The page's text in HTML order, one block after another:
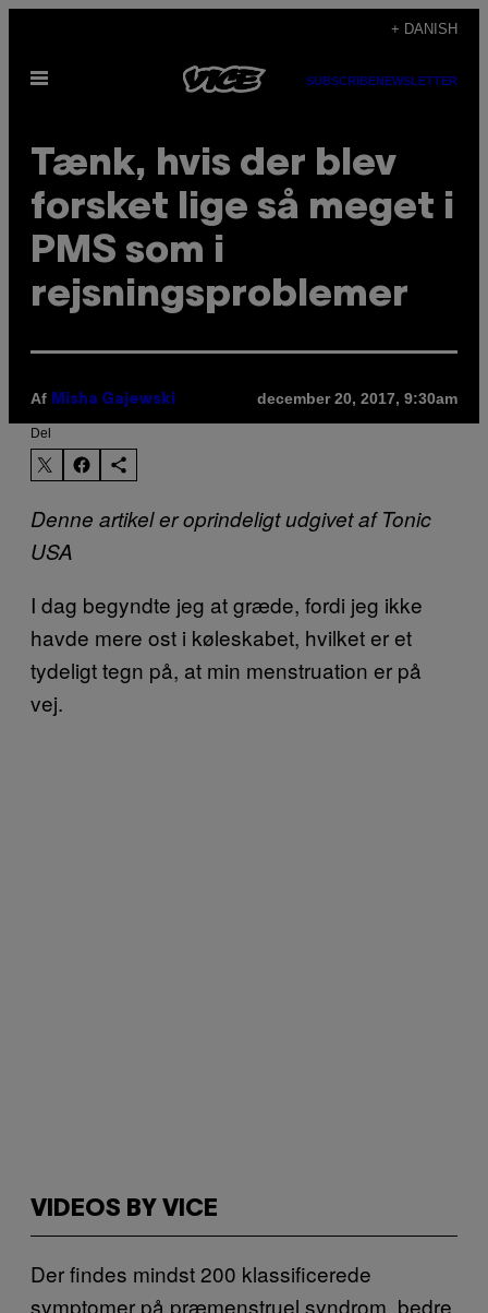
indhold
+ DANISH
Åbn
SUBSCRIBENEWSLETTER
Tænk, hvis der blev
forsket lige så meget i
PMS som i
rejsningsproblemer
Af Misha Gajewski december 20, 2017, 9:30am
Del
Denne artikel er oprindeligt udgivet af Tonic
USA
I dag begyndte jeg at græde, fordi jeg ikke
havde mere ost i køleskabet, hvilket er et
tydeligt tegn på, at min menstruation er på
vej.
VIDEOS BY VICE
Der findes mindst 200 klassificerede
symptomer på præmenstruel syndrom, bedre